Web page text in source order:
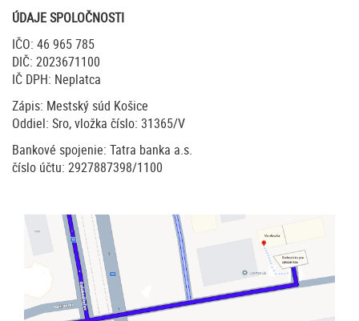
ÚDAJE SPOLOČNOSTI
IČO: 46 965 785
DIČ: 2023671100
IČ DPH: Neplatca
Zápis: Mestský súd Košice
Oddiel: Sro, vložka číslo: 31365/V
Bankové spojenie: Tatra banka a.s.
číslo účtu: 2927887398/1100